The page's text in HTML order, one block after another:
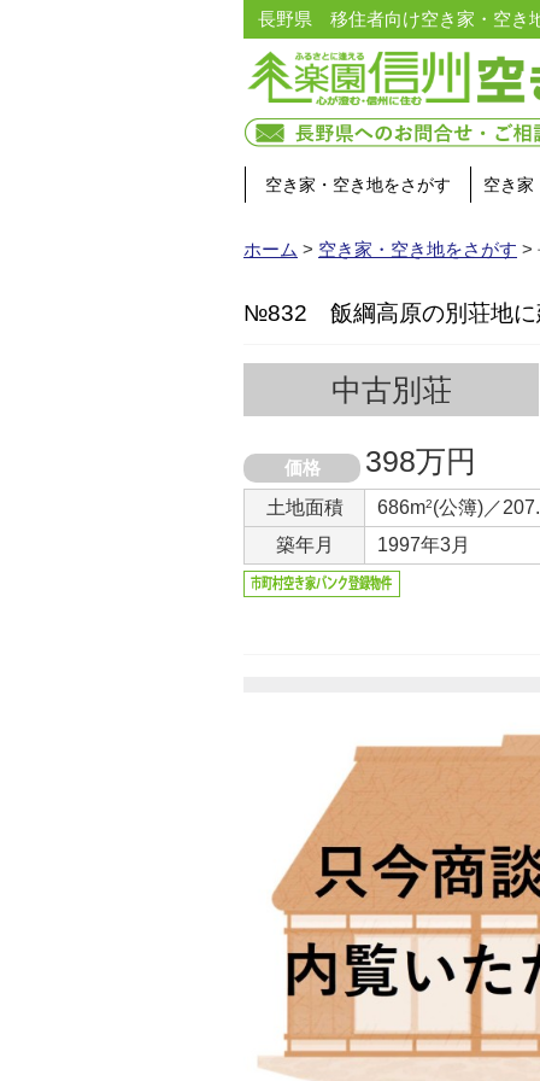
長野県 移住者向け空き家・空き
空き家・空き地をさがす 空き家
ホーム > 空き家・空き地をさがす >
№832 飯綱高原の別荘地に
中古別荘
価格 398万円
土地面積 686m2(公簿)／
築年月
1997年3月